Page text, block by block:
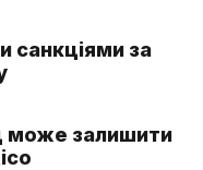
санкціями за
може залишити